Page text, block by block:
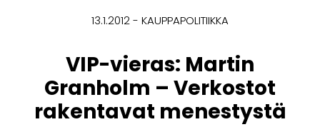
13.1.2012 KAUPPAPOLITIIKKA
VIP-vieras: Martin
Granholm – Verkostot
rakentavat menestystä